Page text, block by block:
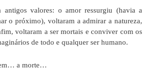
antigos valores: o amor ressurgiu (havia a
o próximo), voltaram a admirar a natureza,
voltaram a ser mortais e conviver com os
de todo e qualquer ser humano.
a morte…